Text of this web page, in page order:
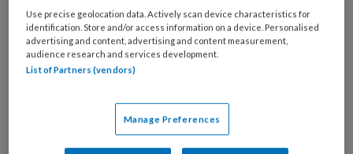
PREMIUM
Bekijk de mogelijkheden
Use precise geolocation data. Actively scan device characteristics for
identification. Store and/or access information on a device. Personalised
advertising and content, advertising and content measurement,
audience research and services development.
List of Partners (vendors)
Manage Preferences